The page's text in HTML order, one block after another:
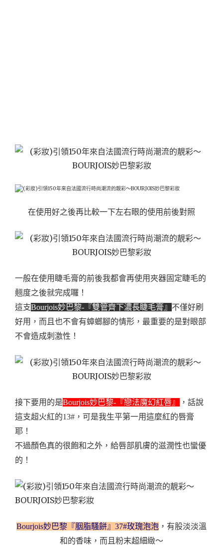
在使用好之後再比較一下左右眼的使用前後對照
一般在使用睫毛膏的前後我都會再使用夾器固定睫毛的
翹度之後就完成囉！
這支Bourjois妙巴黎-『雙管齊下濃長睫毛膏』 不僅好刷
好用，而且也不會有蟑螂腳的情形，最重要的是對眼部
不會造成刺激性！
接下要用的是Bourjois妙巴黎-『戀法魔幻紅唇』
，話說
這支超火紅的13#，可是我生平第一用這麼紅的唇膏
耶！
不過顏色真的很飽和之外，給唇部肌膚的滋潤性也蠻優
的！
Bourjois妙巴黎『胭脂騷餅』37#玫瑰泡泡 ，有股淡淡溫
和的香味，而且粉末超細緻～